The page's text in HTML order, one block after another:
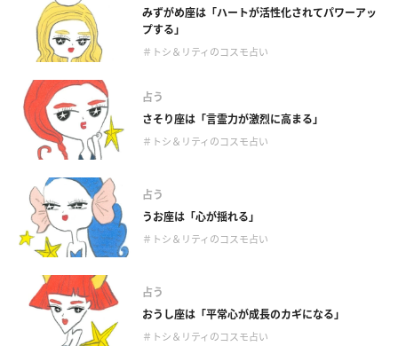
みずがめ座は「ハートが活性化されてパワーアッ
プする」
＃トシ＆リティのコスモ占い
占う
さそり座は「言霊力が激烈に高まる」
＃トシ＆リティのコスモ占い
占う
うお座は「心が揺れる」
＃トシ＆リティのコスモ占い
占う
おうし座は「平常心が成長のカギになる」
＃トシ＆リティのコスモ占い